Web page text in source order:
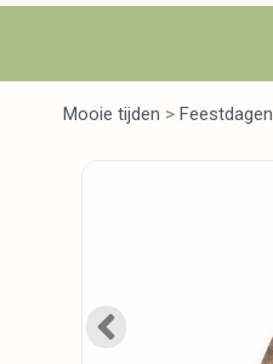
Mooie tijden > Feestdagen